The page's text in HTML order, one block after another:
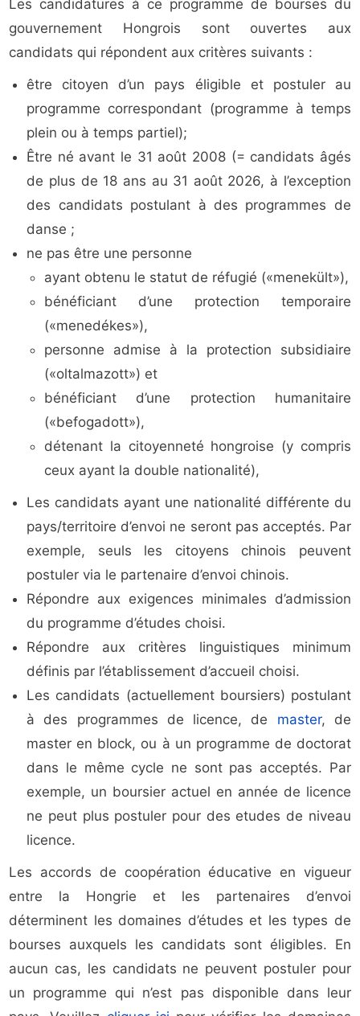
Les candidatures à ce programme de bourses du
gouvernement Hongrois sont ouvertes aux
candidats qui répondent aux critères suivants :
être citoyen d’un pays éligible et postuler au
programme correspondant (programme à temps
plein ou à temps partiel);
Être né avant le 31 août 2008 (= candidats âgés
de plus de 18 ans au 31 août 2026, à l’exception
des candidats postulant à des programmes de
danse ;
ne pas être une personne
ayant obtenu le statut de réfugié («menekült»),
bénéficiant d’une protection temporaire
(«menedékes»),
personne admise à la protection subsidiaire
(«oltalmazott») et
bénéficiant d’une protection humanitaire
(«befogadott»),
détenant la citoyenneté hongroise (y compris
ceux ayant la double nationalité),
Les candidats ayant une nationalité différente du
pays/territoire d’envoi ne seront pas acceptés. Par
exemple, seuls les citoyens chinois peuvent
postuler via le partenaire d’envoi chinois.
Répondre aux exigences minimales d’admission
du programme d’études choisi.
Répondre aux critères linguistiques minimum
définis par l’établissement d’accueil choisi.
Les candidats (actuellement boursiers) postulant
à des programmes de licence, de master, de
master en block, ou à un programme de doctorat
dans le même cycle ne sont pas acceptés. Par
exemple, un boursier actuel en année de licence
ne peut plus postuler pour des etudes de niveau
licence.
Les accords de coopération éducative en vigueur
entre la Hongrie et les partenaires d’envoi
déterminent les domaines d’études et les types de
bourses auxquels les candidats sont éligibles. En
aucun cas, les candidats ne peuvent postuler pour
un programme qui n’est pas disponible dans leur